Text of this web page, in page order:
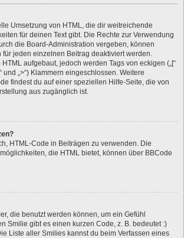
Umsetzung von HTML, die dir weitreichende
für deinen Text gibt. Die Rechte zur Verwendung
die Board-Administration vergeben, können
jeden einzelnen Beitrag deaktiviert werden.
aufgebaut, jedoch werden Tags von eckigen („[“
und „>“) Klammern eingeschlossen. Weitere
findest du auf einer speziellen Hilfe-Seite, die von
aus zugänglich ist.
HTML-Code in Beiträgen zu verwenden. Die
die HTML bietet, können über BBCode
die benutzt werden können, um ein Gefühl
Smilie gibt es einen kurzen Code, z. B. bedeutet :)
Liste aller Smilies kannst du beim Verfassen eines